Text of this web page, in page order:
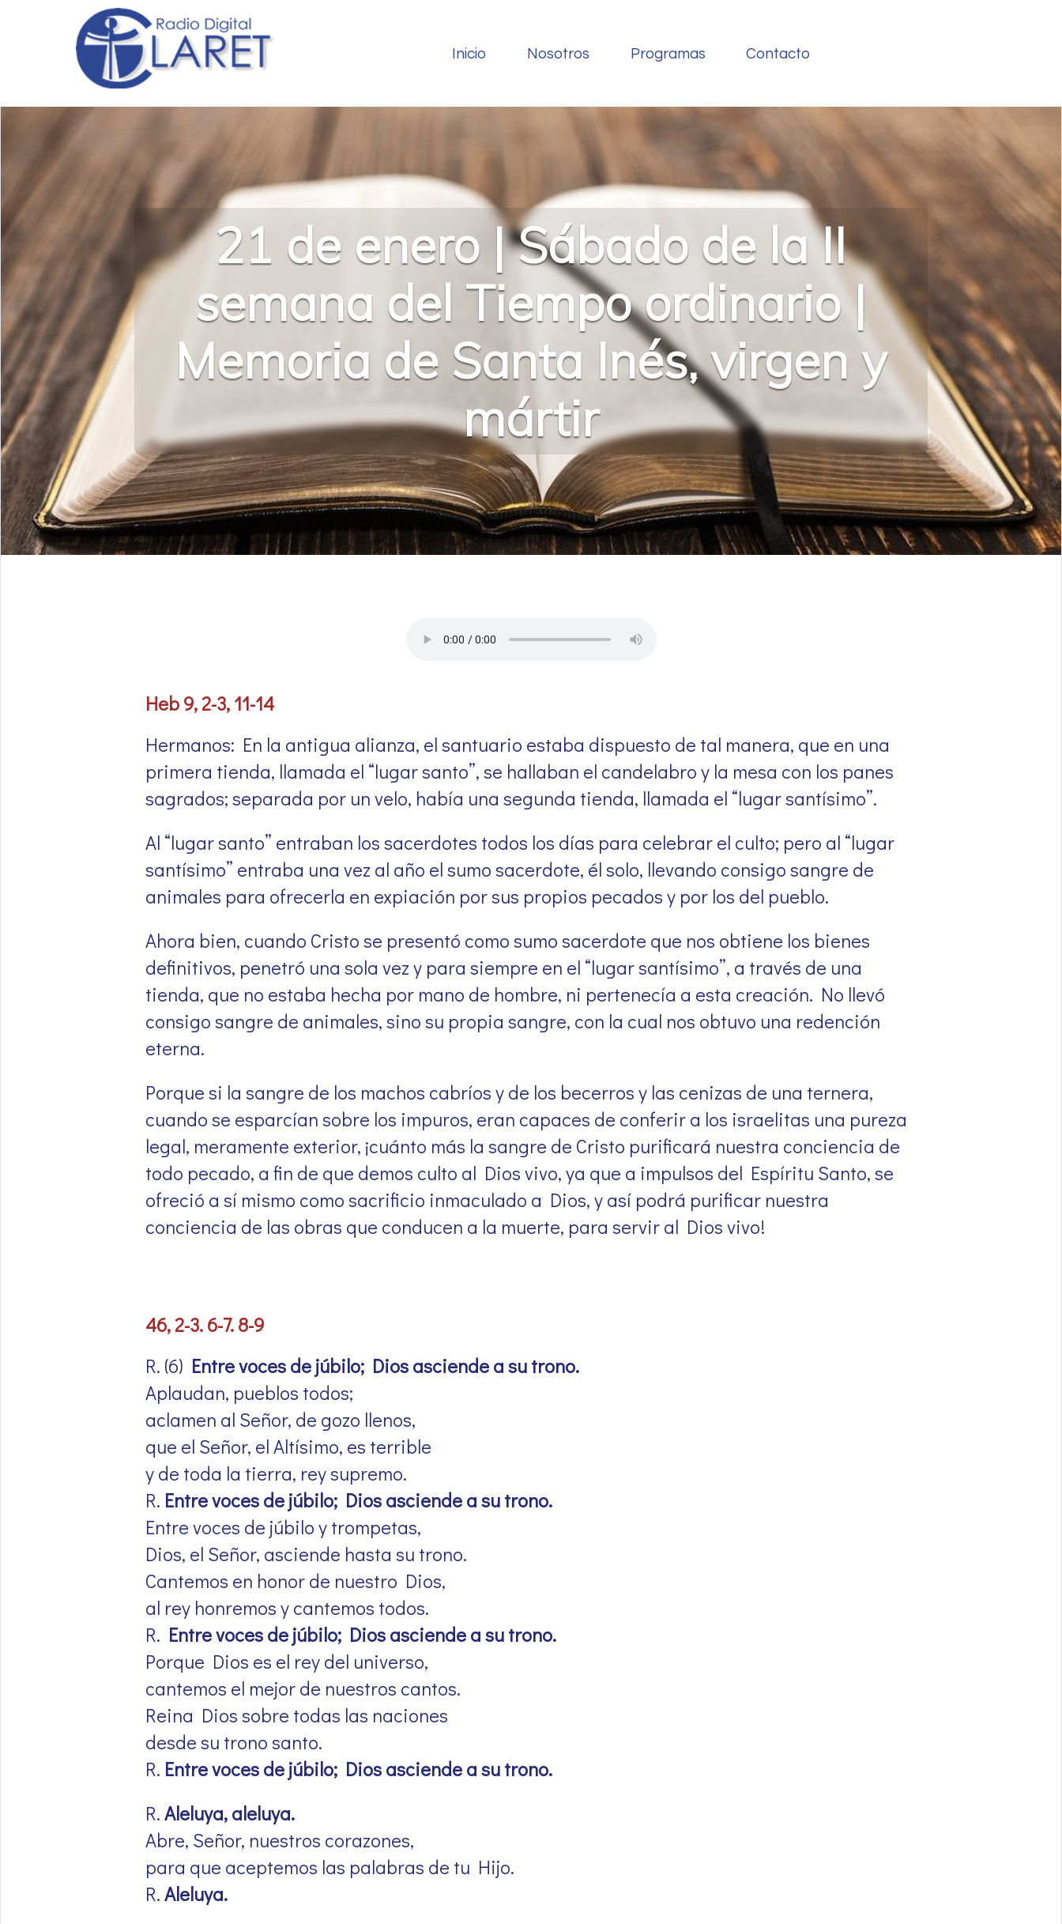
Inicio Nosotros Programas Contacto
21 de enero | Sábado de la II
semana del Tiempo ordinario |
Memoria de Santa Inés, virgen y
mártir
Heb 9, 2-3, 11-14
Hermanos: En la antigua alianza, el santuario estaba dispuesto de tal manera, que en una
primera tienda, llamada el “lugar santo”, se hallaban el candelabro y la mesa con los panes
sagrados; separada por un velo, había una segunda tienda, llamada el “lugar santísimo”.
Al “lugar santo” entraban los sacerdotes todos los días para celebrar el culto; pero al “lugar
santísimo” entraba una vez al año el sumo sacerdote, él solo, llevando consigo sangre de
animales para ofrecerla en expiación por sus propios pecados y por los del pueblo.
Ahora bien, cuando Cristo se presentó como sumo sacerdote que nos obtiene los bienes
definitivos, penetró una sola vez y para siempre en el “lugar santísimo”, a través de una
tienda, que no estaba hecha por mano de hombre, ni pertenecía a esta creación. No llevó
consigo sangre de animales, sino su propia sangre, con la cual nos obtuvo una redención
eterna.
Porque si la sangre de los machos cabríos y de los becerros y las cenizas de una ternera,
cuando se esparcían sobre los impuros, eran capaces de conferir a los israelitas una pureza
legal, meramente exterior, ¡cuánto más la sangre de Cristo purificará nuestra conciencia de
todo pecado, a fin de que demos culto al Dios vivo, ya que a impulsos del Espíritu Santo, se
ofreció a sí mismo como sacrificio inmaculado a Dios, y así podrá purificar nuestra
conciencia de las obras que conducen a la muerte, para servir al Dios vivo!
46, 2-3. 6-7. 8-9
R. (6) Entre voces de júbilo; Dios asciende a su trono.
Aplaudan, pueblos todos;
aclamen al Señor, de gozo llenos,
que el Señor, el Altísimo, es terrible
y de toda la tierra, rey supremo.
R. Entre voces de júbilo; Dios asciende a su trono.
Entre voces de júbilo y trompetas,
Dios, el Señor, asciende hasta su trono.
Cantemos en honor de nuestro Dios,
al rey honremos y cantemos todos.
R. Entre voces de júbilo; Dios asciende a su trono.
Porque Dios es el rey del universo,
cantemos el mejor de nuestros cantos.
Reina Dios sobre todas las naciones
desde su trono santo.
R. Entre voces de júbilo; Dios asciende a su trono.
R.Aleluya, aleluya.
Abre, Señor, nuestros corazones,
para que aceptemos las palabras de tu Hijo.
R.Aleluya.